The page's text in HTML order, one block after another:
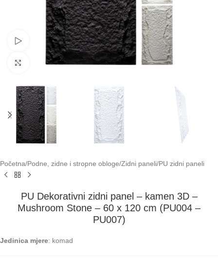
Pogledaj video
Klikni za uvećavanje
Početna/Podne, zidne i stropne obloge/Zidni paneli/PU zidni paneli
PU Dekorativni zidni panel – kamen 3D –
Mushroom Stone – 60 x 120 cm (PU004 –
PU007)
Jedinica mjere: komad